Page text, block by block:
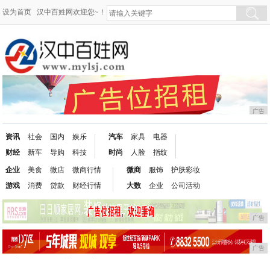
设为首页 汉中百姓网欢迎您~！
广告
资讯
财经
社会
新车
国内
导购
娱乐
科技
汽车
时尚
家具
人脸
电器
指纹
企业
游戏
美食
消费
微店
贷款
微商行情
财经行情
微商
大数
服饰
企业
护肤彩妆
公司活动
广告
广告